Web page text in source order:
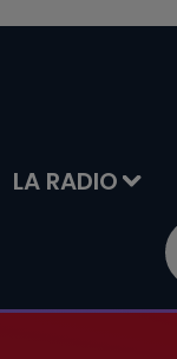
LA RADIO